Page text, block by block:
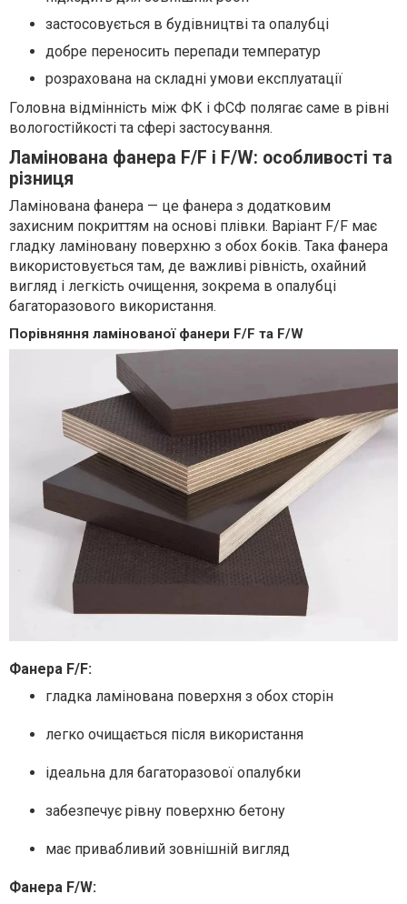
застосовується в будівництві та опалубці
добре переносить перепади температур
розрахована на складні умови експлуатації
Головна відмінність між ФК і ФСФ полягає саме в рівні
вологостійкості та сфері застосування.
Ламінована фанера F/F і F/W: особливості та
різниця
Ламінована фанера — це фанера з додатковим
захисним покриттям на основі плівки. Варіант F/F має
гладку ламіновану поверхню з обох боків. Така фанера
використовується там, де важливі рівність, охайний
вигляд і легкість очищення, зокрема в опалубці
багаторазового використання.
Порівняння ламінованої фанери F/F та F/W
Фанера F/F:
гладка ламінована поверхня з обох сторін
легко очищається після використання
ідеальна для багаторазової опалубки
забезпечує рівну поверхню бетону
має привабливий зовнішній вигляд
Фанера F/W: